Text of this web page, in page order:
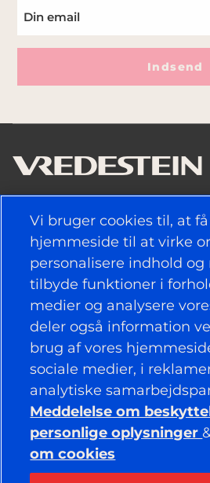
Indsend
NYTTIGE LINKS
POLITIK
VIRKSOMHED
BEVAR FORBINDELSEN
Facebook
Instagram
Vi bruger cookies til, at
hjemmeside til at virke
personalisere indhold og
tilbyde funktioner i
medier og analysere
deler også information
brug af vores
sociale medier, i
analytiske
Meddelelse om
personlige oplysninger
om cookies